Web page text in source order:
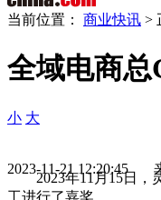
当前位置： 商业快讯 >
全域电商总
小 大
2023-11-21 12:20:45
2023年11月15日
工进行了嘉奖。